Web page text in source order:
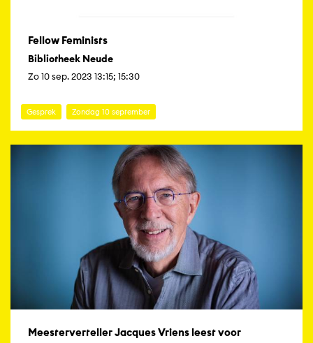
Fellow Feminists
Bibliotheek Neude
Zo 10 sep. 2023 13:15; 15:30
Gesprek Zondag 10 september
Meesterverteller Jacques Vriens leest voor